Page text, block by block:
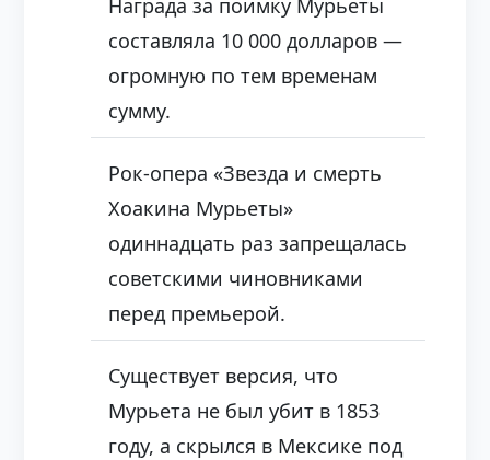
Награда за поимку Мурьеты
составляла 10 000 долларов —
огромную по тем временам
сумму.
Рок-опера «Звезда и смерть
Хоакина Мурьеты»
одиннадцать раз запрещалась
советскими чиновниками
перед премьерой.
Существует версия, что
Мурьета не был убит в 1853
году, а скрылся в Мексике под